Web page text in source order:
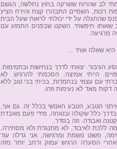
לב שהרוח ששרקה בחוץ נחלשה, הגשם
רכות, השמיים התבהרו קצת והירח הציץ
שהתגלה על ידי יכולתי לראות שעל הבית
שאותו חיפשתי. השקט שבפנים התמזג עם
מרגיעה.
היא שאלה אותי ...
הגיבור. יצאתי לדרך בנחישות ובתמימות.
הייתי אמיצה: הסכמתי להרגיש. לא
עם עצמי בנחמדות, בכיתי בכי טוב ללא
מאד לא נעימות וזהו.
הטבע, הטבע האנושי בכלל זה. גם אני,
כלל שקולה ובטוחה, מידי פעם מאבדת
ואבודה. וזה בסדר.
ללכת לאיבוד, לא מתנגדת ולא מסתירה,
פשוט נושמת ומרגישה, אני גדלה עוד
הסערה הרגיש עמוק ורחב יותר מזה